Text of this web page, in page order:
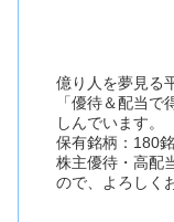
億り人を夢見る
「優待＆配当
しんでいます。
保有銘柄：180
株主優待・高配
ので、よろしく